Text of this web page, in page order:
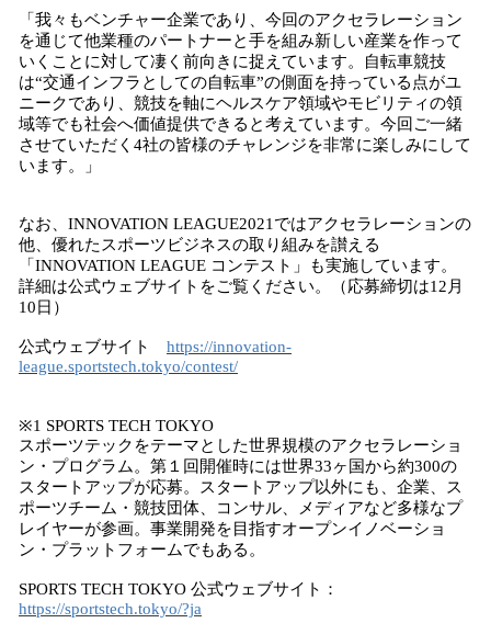
「我々もベンチャー企業であり、今回のアクセラレーション
を通じて他業種のパートナーと手を組み新しい産業を作って
いくことに対して凄く前向きに捉えています。自転車競技
は“交通インフラとしての自転車”の側面を持っている点がユ
ニークであり、競技を軸にヘルスケア領域やモビリティの領
域等でも社会へ価値提供できると考えています。今回ご一緒
させていただく4社の皆様のチャレンジを非常に楽しみにして
います。」
なお、INNOVATION LEAGUE2021ではアクセラレーションの
他、優れたスポーツビジネスの取り組みを讃える
「INNOVATION LEAGUE コンテスト」も実施しています。
詳細は公式ウェブサイトをご覧ください。（応募締切は12月
10日）
公式ウェブサイト https://innovation-
league.sportstech.tokyo/contest/
※1 SPORTS TECH TOKYO
スポーツテックをテーマとした世界規模のアクセラレーショ
ン・プログラム。第１回開催時には世界33ヶ国から約300の
スタートアップが応募。スタートアップ以外にも、企業、ス
ポーツチーム・競技団体、コンサル、メディアなど多様なプ
レイヤーが参画。事業開発を目指すオープンイノベーショ
ン・プラットフォームでもある。
SPORTS TECH TOKYO 公式ウェブサイト：
https://sportstech.tokyo/?ja